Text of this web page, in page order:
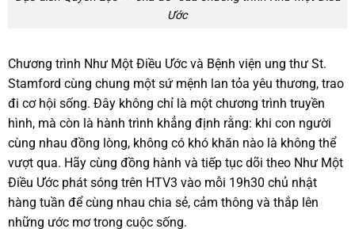
Ước
Chương trình Như Một Điều Ước và Bệnh viện ung thư St.
Stamford cùng chung một sứ mệnh lan tỏa yêu thương, trao
đi cơ hội sống. Đây không chỉ là một chương trình truyền
hình, mà còn là hành trình khẳng định rằng: khi con người
cùng nhau đồng lòng, không có khó khăn nào là không thể
vượt qua. Hãy cùng đồng hành và tiếp tục dõi theo Như Một
Điều Ước phát sóng trên HTV3 vào mỗi 19h30 chủ nhật
hàng tuần để cùng nhau chia sẻ, cảm thông và thắp lên
những ước mơ trong cuộc sống.